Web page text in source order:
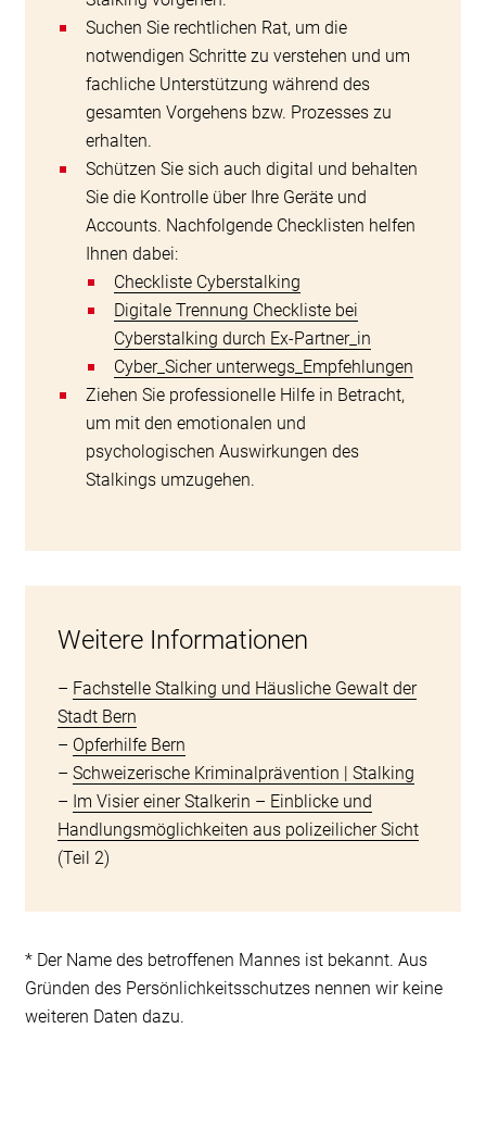
Suchen Sie rechtlichen Rat, um die
notwendigen Schritte zu verstehen und um
fachliche Unterstützung während des
gesamten Vorgehens bzw. Prozesses zu
erhalten.
Schützen Sie sich auch digital und behalten
Sie die Kontrolle über Ihre Geräte und
Accounts. Nachfolgende Checklisten helfen
Ihnen dabei:
Checkliste Cyberstalking
Digitale Trennung Checkliste bei
Cyberstalking durch Ex-Partner_in
Cyber_Sicher unterwegs_Empfehlungen
Ziehen Sie professionelle Hilfe in Betracht,
um mit den emotionalen und
psychologischen Auswirkungen des
Stalkings umzugehen.
Weitere Informationen
– Fachstelle Stalking und Häusliche Gewalt der
Stadt Bern
– Opferhilfe Bern
– Schweizerische Kriminalprävention | Stalking
– Im Visier einer Stalkerin – Einblicke und
Handlungsmöglichkeiten aus polizeilicher Sicht
(Teil 2)
* Der Name des betroffenen Mannes ist bekannt. Aus
Gründen des Persönlichkeitsschutzes nennen wir keine
weiteren Daten dazu.